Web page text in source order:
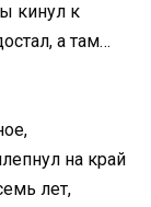
кинул к
а там…
на край
лет,